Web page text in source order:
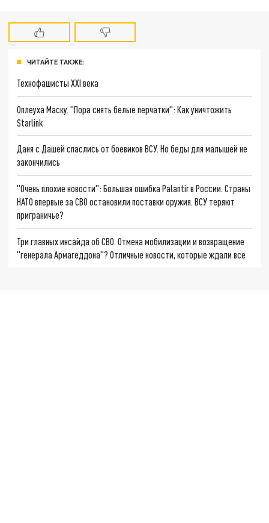
ЧИТАЙТЕ ТАКЖЕ:
Технофашисты XXI века
Оплеуха Маску. "Пора снять белые перчатки": Как уничтожить
Starlink
Даня с Дашей спаслись от боевиков ВСУ. Но беды для малышей не
закончились
"Очень плохие новости": Большая ошибка Palantir в России. Страны
НАТО впервые за СВО остановили поставки оружия. ВСУ теряют
приграничье?
Три главных инсайда об СВО. Отмена мобилизации и возвращение
"генерала Армагеддона"? Отличные новости, которые ждали все